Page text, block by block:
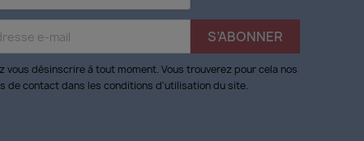
vous désinscrire à tout moment. Vous trouverez pour cela nos
de contact dans les conditions d'utilisation du site.